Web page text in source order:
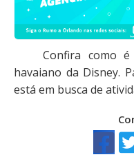
Confira como é
havaiano da Disney.
está em busca de